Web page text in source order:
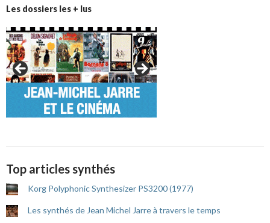
Les dossiers les + lus
Top articles synthés
Korg Polyphonic Synthesizer PS3200 (1977)
Les synthés de Jean Michel Jarre à travers le temps